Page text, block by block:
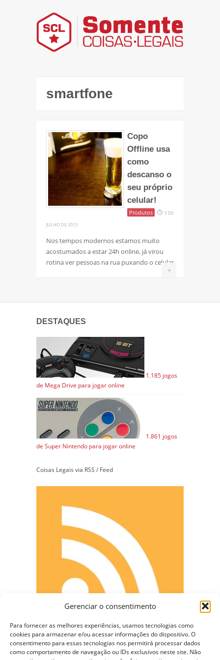
Gerenciar o consentimento
Para fornecer as melhores experiências, usamos tecnologias como
cookies para armazenar e/ou acessar informações do dispositivo. O
consentimento para essas tecnologias nos permitirá processar dados
como comportamento de navegação ou IDs exclusivos neste site. Não
smartfone
Copo
Offline usa
como
descanso o
seu próprio
celular!
Produtos
5 DE
JULHO DE 2013
Nos tempos modernos estamos muito
acostumados a estar 24h online, já virou
rotina ver pessoas na rua puxando o celular
+
DESTAQUES
1.185 jogos
de Mega Drive para jogar online
1.861 jogos
de Super Nintendo para jogar online
Coisas Legais via RSS / Feed